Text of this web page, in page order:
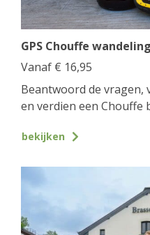
GPS Chouffe wandeling
Vanaf € 16,95
Beantwoord de vragen,
en verdien een Chouffe
bekijken